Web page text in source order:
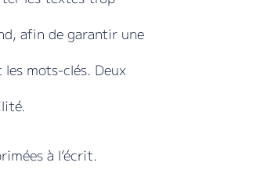
afin de garantir une
mots-clés. Deux
à l’écrit.